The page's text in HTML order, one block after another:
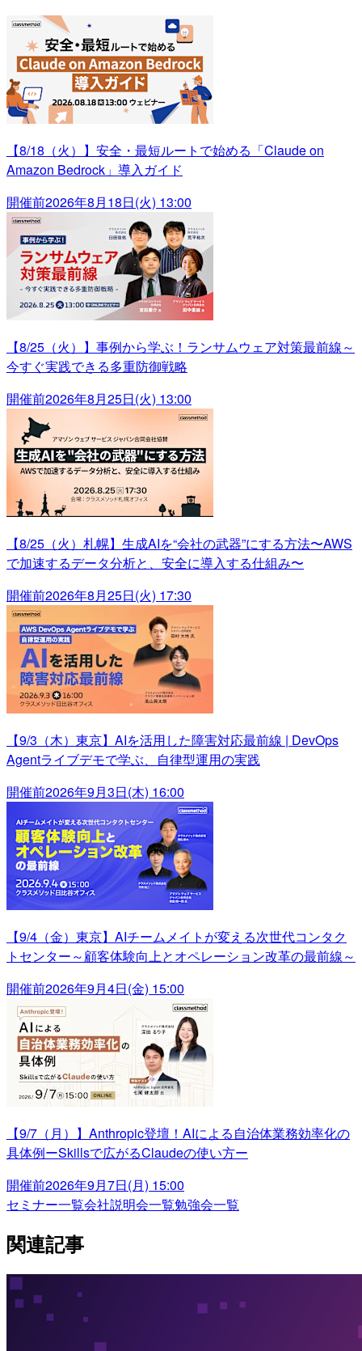
【8/18（火）】安全・最短ルートで始める「Claude on
Amazon Bedrock」導入ガイド
開催前2026年8月18日(火) 13:00
【8/25（火）】事例から学ぶ！ランサムウェア対策最前線～
今すぐ実践できる多重防御戦略
開催前2026年8月25日(火) 13:00
【8/25（火）札幌】生成AIを“会社の武器”にする方法〜AWS
で加速するデータ分析と、安全に導入する仕組み〜
開催前2026年8月25日(火) 17:30
【9/3（木）東京】AIを活用した障害対応最前線 | DevOps
Agentライブデモで学ぶ、自律型運用の実践
開催前2026年9月3日(木) 16:00
【9/4（金）東京】AIチームメイトが変える次世代コンタク
トセンター～顧客体験向上とオペレーション改革の最前線～
開催前2026年9月4日(金) 15:00
【9/7（月）】Anthropic登壇！AIによる自治体業務効率化の
具体例ーSkillsで広がるClaudeの使い方ー
開催前2026年9月7日(月) 15:00
セミナー一覧会社説明会一覧勉強会一覧
関連記事